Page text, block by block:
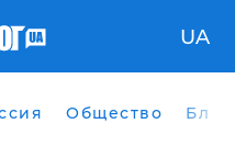
UA
Общество